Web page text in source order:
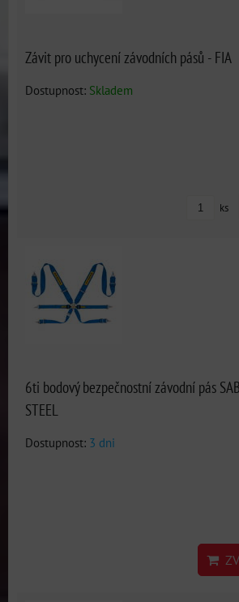
Závit pro uchycení závodních pásů - FIA
Dostupnost: Skladem
ks
6ti bodový bezpečnostní závodní pás
STEEL
Dostupnost: 3 dni